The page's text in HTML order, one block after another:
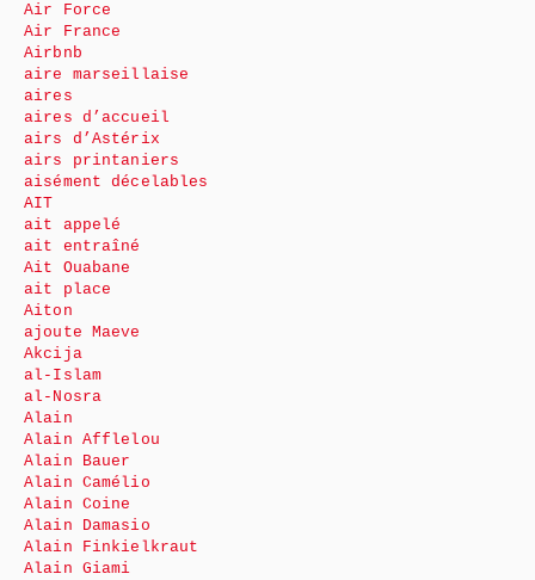
Air Force
Air France
Airbnb
aire marseillaise
aires
aires d’accueil
airs d’Astérix
airs printaniers
aisément décelables
AIT
ait appelé
ait entraîné
Ait Ouabane
ait place
Aiton
ajoute Maeve
Akcija
al-Islam
al-Nosra
Alain
Alain Afflelou
Alain Bauer
Alain Camélio
Alain Coine
Alain Damasio
Alain Finkielkraut
Alain Giami